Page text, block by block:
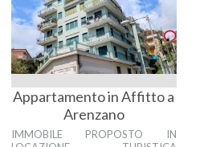
Appartamento in Affitto a
Arenzano
IMMOBILE PROPOSTO IN